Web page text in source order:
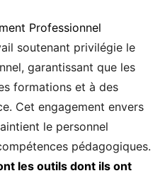
Professionnel
soutenant privilégie le
garantissant que les
formations et à des
Cet engagement envers
le personnel
pédagogiques.
les outils dont ils ont